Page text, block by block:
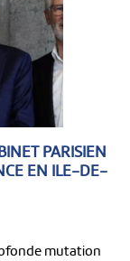
PARISIEN
EN ILE-DE-
mutation